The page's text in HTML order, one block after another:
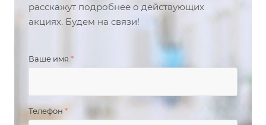
расскажут подробнее о действующих
акциях. Будем на связи!
Ваше имя *
Телефон *